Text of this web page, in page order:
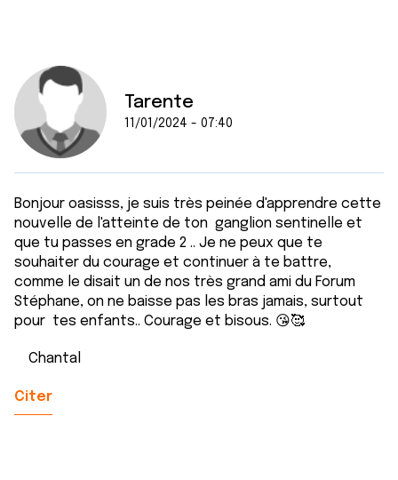
Tarente
11/01/2024 - 07:40
Bonjour oasisss, je suis très peinée d'apprendre cette
nouvelle de l'atteinte de ton ganglion sentinelle et
que tu passes en grade 2 .. Je ne peux que te
souhaiter du courage et continuer à te battre,
comme le disait un de nos très grand ami du Forum
Stéphane, on ne baisse pas les bras jamais, surtout
pour tes enfants.. Courage et bisous. 😘🥰
Chantal
Citer